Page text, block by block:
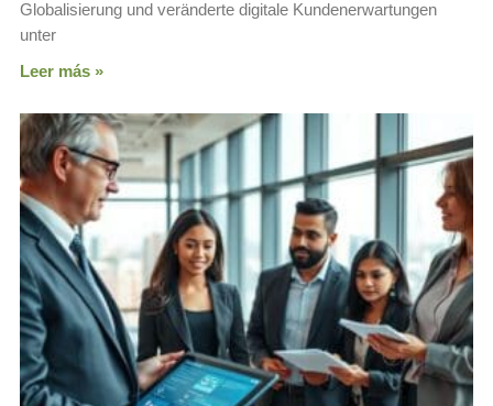
Globalisierung und veränderte digitale Kundenerwartungen
unter
Leer más »